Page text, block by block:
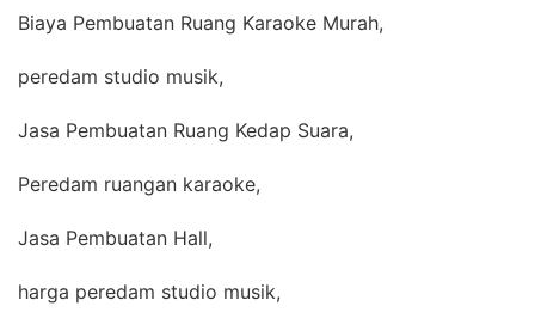
Biaya Pembuatan Ruang Karaoke Murah,
peredam studio musik,
Jasa Pembuatan Ruang Kedap Suara,
Peredam ruangan karaoke,
Jasa Pembuatan Hall,
harga peredam studio musik,